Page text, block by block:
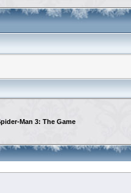
Man 3: The Game